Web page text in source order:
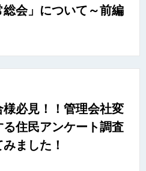
総会」について～前編
様必見！！管理会社変
る住民アンケート調査
ました！